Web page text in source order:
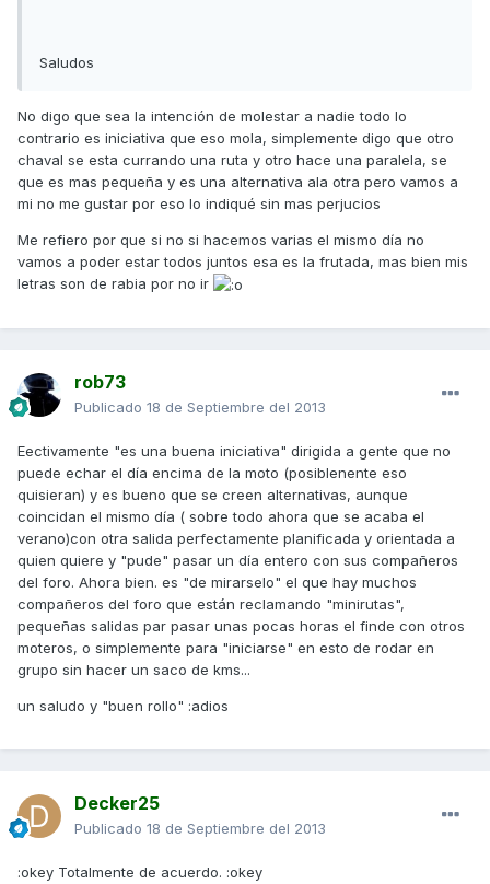
Saludos
No digo que sea la intención de molestar a nadie todo lo
contrario es iniciativa que eso mola, simplemente digo que otro
chaval se esta currando una ruta y otro hace una paralela, se
que es mas pequeña y es una alternativa ala otra pero vamos a
mi no me gustar por eso lo indiqué sin mas perjucios
Me refiero por que si no si hacemos varias el mismo día no
vamos a poder estar todos juntos esa es la frutada, mas bien mis
letras son de rabia por no ir
rob73
Publicado 18 de Septiembre del 2013
Eectivamente "es una buena iniciativa" dirigida a gente que no
puede echar el día encima de la moto (posiblenente eso
quisieran) y es bueno que se creen alternativas, aunque
coincidan el mismo día ( sobre todo ahora que se acaba el
verano)con otra salida perfectamente planificada y orientada a
quien quiere y "pude" pasar un día entero con sus compañeros
del foro. Ahora bien. es "de mirarselo" el que hay muchos
compañeros del foro que están reclamando "minirutas",
pequeñas salidas par pasar unas pocas horas el finde con otros
moteros, o simplemente para "iniciarse" en esto de rodar en
grupo sin hacer un saco de kms...
un saludo y "buen rollo" :adios
Decker25
Publicado 18 de Septiembre del 2013
:okey Totalmente de acuerdo. :okey